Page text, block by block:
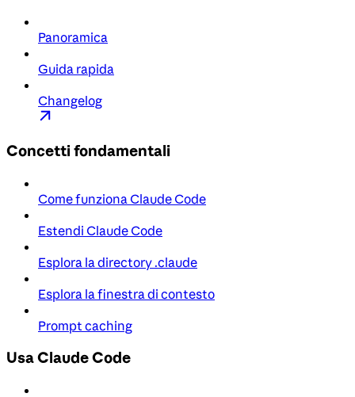
Panoramica
Guida rapida
Changelog
Concetti fondamentali
Come funziona Claude Code
Estendi Claude Code
Esplora la directory .claude
Esplora la finestra di contesto
Prompt caching
Usa Claude Code